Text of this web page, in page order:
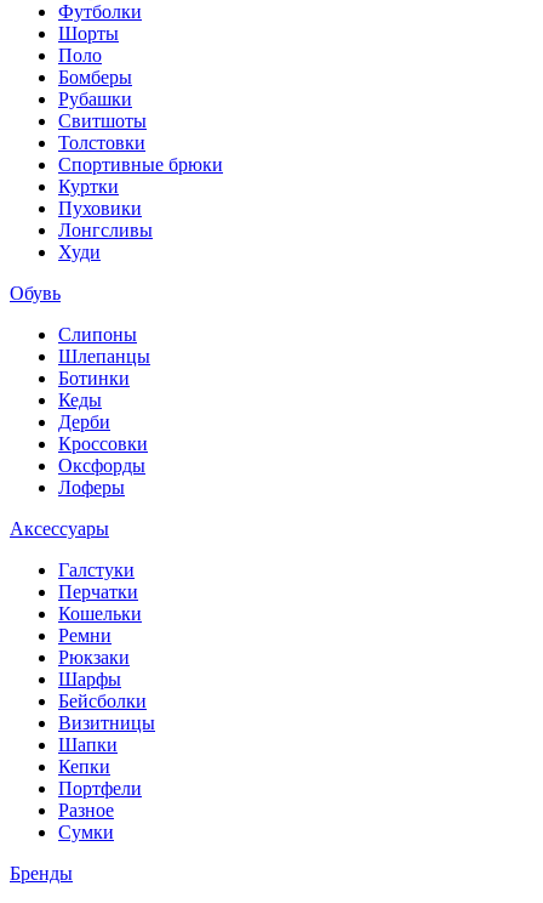
Футболки
Шорты
Поло
Бомберы
Рубашки
Свитшоты
Толстовки
Спортивные брюки
Куртки
Пуховики
Лонгсливы
Худи
Обувь
Слипоны
Шлепанцы
Ботинки
Кеды
Дерби
Кроссовки
Оксфорды
Лоферы
Аксессуары
Галстуки
Перчатки
Кошельки
Ремни
Рюкзаки
Шарфы
Бейсболки
Визитницы
Шапки
Кепки
Портфели
Разное
Сумки
Бренды